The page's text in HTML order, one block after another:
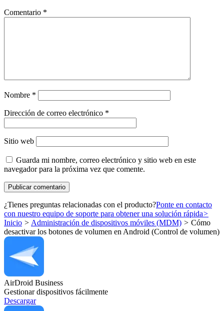
Comentario *
Nombre *
Dirección de correo electrónico *
Sitio web
Guarda mi nombre, correo electrónico y sitio web en este
navegador para la próxima vez que comente.
¿Tienes preguntas relacionadas con el producto?Ponte en contacto
con nuestro equipo de soporte para obtener una solución rápida>
Inicio > Administración de dispositivos móviles (MDM) > Cómo
desactivar los botones de volumen en Android (Control de volumen)
AirDroid Business
Gestionar dispositivos fácilmente
Descargar